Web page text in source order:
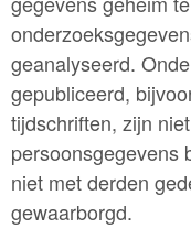
geanalyseerd.
gepubliceerd,
tijdschriften, zijn
persoonsgegevens
niet met derden
gewaarborgd.